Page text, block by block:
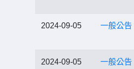
2024-09-05 一般公告
2024-09-05 一般公告